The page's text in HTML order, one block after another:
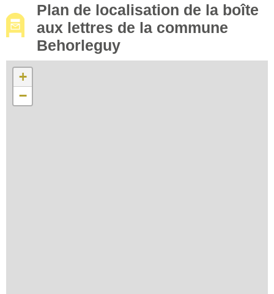
Plan de localisation de la boîte
aux lettres de la commune
Behorleguy
+
−